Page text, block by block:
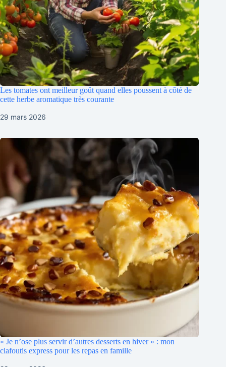
Les tomates ont meilleur goût quand elles poussent à côté de
cette herbe aromatique très courante
29 mars 2026
« Je n’ose plus servir d’autres desserts en hiver » : mon
clafoutis express pour les repas en famille